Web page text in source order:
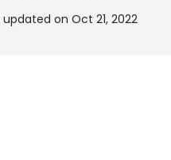
on Oct 21, 2022